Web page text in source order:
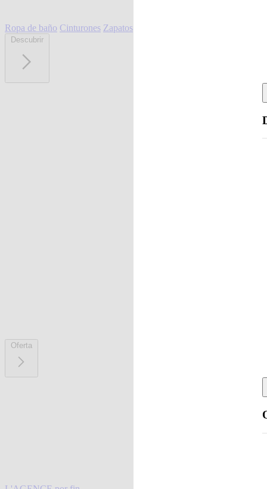
Ropa de baño Cinturones Zapatos
Descubrir
Oferta